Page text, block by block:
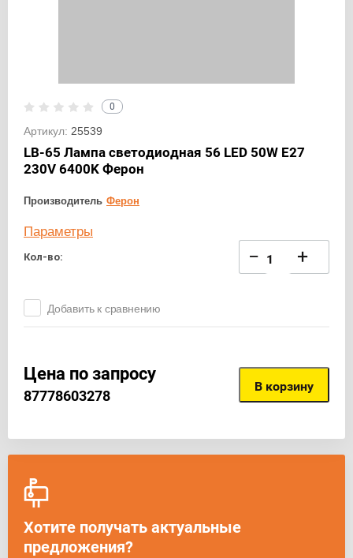
Хотите получать актуальные
предложения?
0
Артикул: 25539
LB-65 Лампа светодиодная 56 LED 50W E27
230V 6400K Ферон
Производитель Ферон
Параметры
Кол-во: − +
Добавить к сравнению
Цена по запросу
87778603278
В корзину